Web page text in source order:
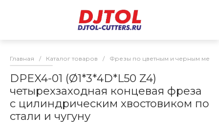
Главная / Каталог товаров / Фрезы по цветным и черным
DPEX4-01 (Ø1*3*4D*L50 Z4)
четырехзаходная концевая фреза
с цилиндрическим хвостовиком по
стали и чугуну